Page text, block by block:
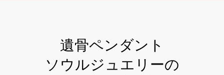
遺骨ペンダント
ソウルジュエリーの